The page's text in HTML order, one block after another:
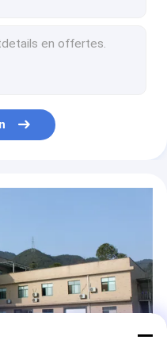
in Machines, Uitgedreven Vinbuis
Buizen verwarmen koelen van de Vinbuis
Aluminium voor Koelingscondensatoren
Condenserende Boiler 10MM Vinhoogte
Koelingscondensator en Evaporator